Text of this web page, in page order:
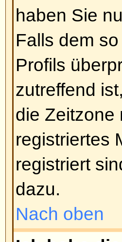
Normalerweise
des Ranges
Benutzernamen
abhängig
meisten Boards
viele Beiträge
Benutzer, z. B.
könnten einen
Sie die
Beiträgen, nur
werden Sie auf
treffen, der Ihren